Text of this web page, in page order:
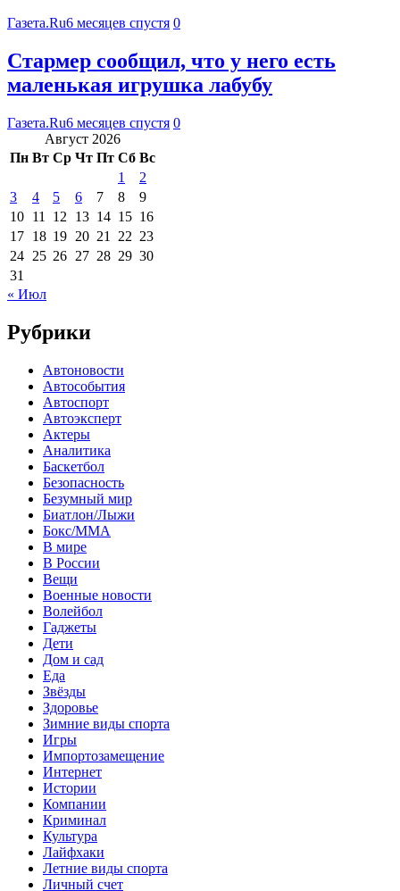
Газета.Ru6 месяцев спустя 0
Стармер сообщил, что у него есть
маленькая игрушка лабубу
Газета.Ru6 месяцев спустя 0
Август 2026
Пн Вт Ср Чт Пт Сб Вс
1
2
3
4 5 6 7 8
9
10 11 12 13 14 15 16
17 18 19 20 21 22 23
24 25 26 27 28 29 30
31
« Июл
Рубрики
Автоновости
Автособытия
Автоспорт
Автоэксперт
Актеры
Аналитика
Баскетбол
Безопасность
Безумный мир
Биатлон/Лыжи
Бокс/MMA
В мире
В России
Вещи
Военные новости
Волейбол
Гаджеты
Дети
Дом и сад
Еда
Звёзды
Здоровье
Зимние виды спорта
Игры
Импортозамещение
Интернет
Истории
Компании
Криминал
Культура
Лайфхаки
Летние виды спорта
Личный счет